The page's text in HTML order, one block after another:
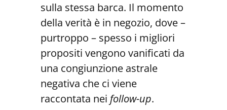
sulla stessa barca. Il momento
della verità è in negozio, dove ­–
purtroppo – spesso i migliori
propositi vengono vanificati da
una congiunzione astrale
negativa che ci viene
raccontata nei follow-up.